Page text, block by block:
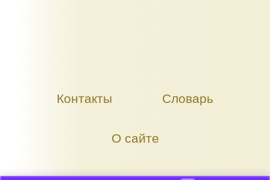
Контакты Словарь
О сайте